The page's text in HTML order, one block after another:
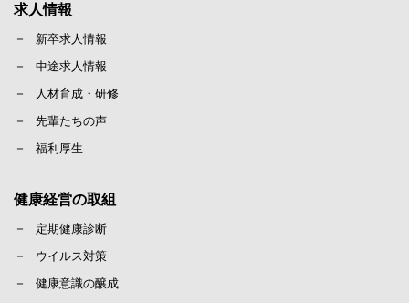
求人情報
新卒求人情報
中途求人情報
人材育成・研修
先輩たちの声
福利厚生
健康経営の取組
定期健康診断
ウイルス対策
健康意識の醸成